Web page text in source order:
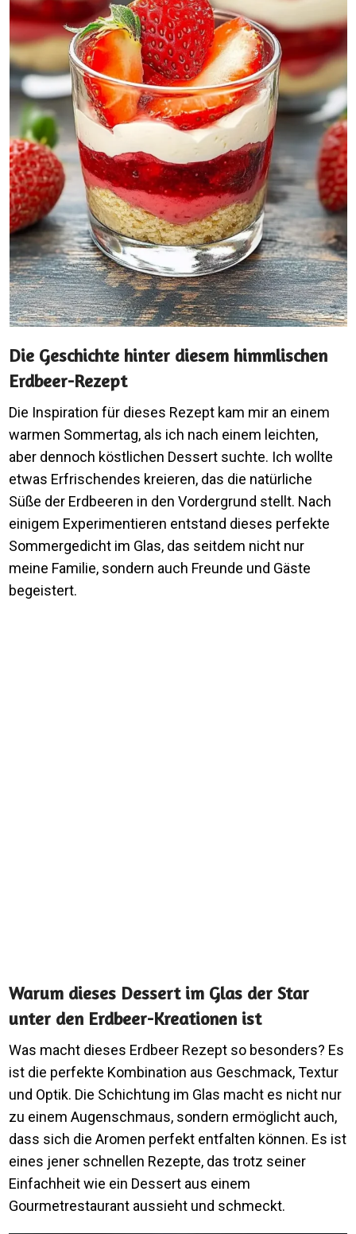
Die Geschichte hinter diesem himmlischen
Erdbeer-Rezept
Die Inspiration für dieses Rezept kam mir an einem
warmen Sommertag, als ich nach einem leichten,
aber dennoch köstlichen Dessert suchte. Ich wollte
etwas Erfrischendes kreieren, das die natürliche
Süße der Erdbeeren in den Vordergrund stellt. Nach
einigem Experimentieren entstand dieses perfekte
Sommergedicht im Glas, das seitdem nicht nur
meine Familie, sondern auch Freunde und Gäste
begeistert.
Warum dieses Dessert im Glas der Star
unter den Erdbeer-Kreationen ist
Was macht dieses Erdbeer Rezept so besonders? Es
ist die perfekte Kombination aus Geschmack, Textur
und Optik. Die Schichtung im Glas macht es nicht nur
zu einem Augenschmaus, sondern ermöglicht auch,
dass sich die Aromen perfekt entfalten können. Es ist
eines jener schnellen Rezepte, das trotz seiner
Einfachheit wie ein Dessert aus einem
Gourmetrestaurant aussieht und schmeckt.